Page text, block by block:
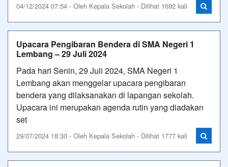
04/12/2024 07:54 - Oleh Kepala Sekolah - Dilihat 1692 kali
Upacara Pengibaran Bendera di SMA Negeri 1
Lembang – 29 Juli 2024
Pada hari Senin, 29 Juli 2024, SMA Negeri 1
Lembang akan menggelar upacara pengibaran
bendera yang dilaksanakan di lapangan sekolah.
Upacara ini merupakan agenda rutin yang diadakan
set
29/07/2024 18:30 - Oleh Kepala Sekolah - Dilihat 1777 kali